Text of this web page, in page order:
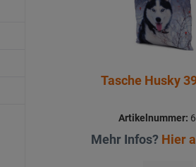
Tasche Husky
Artikelnummer:
Mehr Infos? Hier